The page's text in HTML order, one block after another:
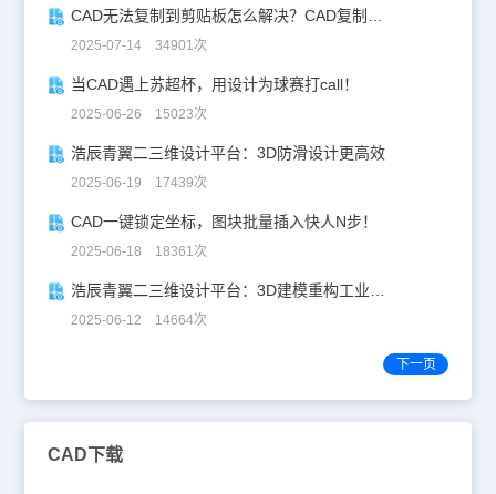
CAD无法复制到剪贴板怎么解决？CAD复制失灵自救指南
2025-07-14 34901次
当CAD遇上苏超杯，用设计为球赛打call！
2025-06-26 15023次
浩辰青翼二三维设计平台：3D防滑设计更高效
2025-06-19 17439次
CAD一键锁定坐标，图块批量插入快人N步！
2025-06-18 18361次
浩辰青翼二三维设计平台：3D建模重构工业美学
2025-06-12 14664次
下一页
CAD下载